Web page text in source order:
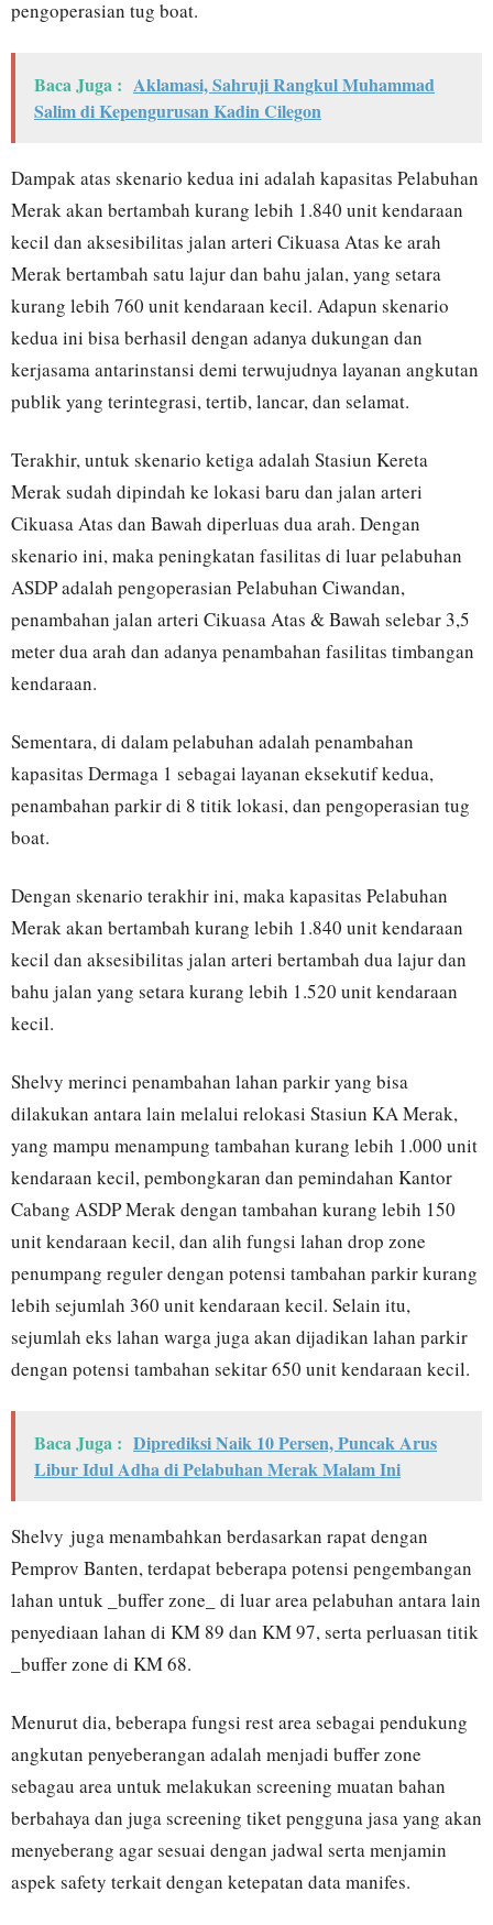
pengoperasian tug boat.
Baca Juga : Aklamasi, Sahruji Rangkul Muhammad
Salim di Kepengurusan Kadin Cilegon
Dampak atas skenario kedua ini adalah kapasitas Pelabuhan
Merak akan bertambah kurang lebih 1.840 unit kendaraan
kecil dan aksesibilitas jalan arteri Cikuasa Atas ke arah
Merak bertambah satu lajur dan bahu jalan, yang setara
kurang lebih 760 unit kendaraan kecil. Adapun skenario
kedua ini bisa berhasil dengan adanya dukungan dan
kerjasama antarinstansi demi terwujudnya layanan angkutan
publik yang terintegrasi, tertib, lancar, dan selamat.
Terakhir, untuk skenario ketiga adalah Stasiun Kereta
Merak sudah dipindah ke lokasi baru dan jalan arteri
Cikuasa Atas dan Bawah diperluas dua arah. Dengan
skenario ini, maka peningkatan fasilitas di luar pelabuhan
ASDP adalah pengoperasian Pelabuhan Ciwandan,
penambahan jalan arteri Cikuasa Atas & Bawah selebar 3,5
meter dua arah dan adanya penambahan fasilitas timbangan
kendaraan.
Sementara, di dalam pelabuhan adalah penambahan
kapasitas Dermaga 1 sebagai layanan eksekutif kedua,
penambahan parkir di 8 titik lokasi, dan pengoperasian tug
boat.
Dengan skenario terakhir ini, maka kapasitas Pelabuhan
Merak akan bertambah kurang lebih 1.840 unit kendaraan
kecil dan aksesibilitas jalan arteri bertambah dua lajur dan
bahu jalan yang setara kurang lebih 1.520 unit kendaraan
kecil.
Shelvy merinci penambahan lahan parkir yang bisa
dilakukan antara lain melalui relokasi Stasiun KA Merak,
yang mampu menampung tambahan kurang lebih 1.000 unit
kendaraan kecil, pembongkaran dan pemindahan Kantor
Cabang ASDP Merak dengan tambahan kurang lebih 150
unit kendaraan kecil, dan alih fungsi lahan drop zone
penumpang reguler dengan potensi tambahan parkir kurang
lebih sejumlah 360 unit kendaraan kecil. Selain itu,
sejumlah eks lahan warga juga akan dijadikan lahan parkir
dengan potensi tambahan sekitar 650 unit kendaraan kecil.
Baca Juga : Diprediksi Naik 10 Persen, Puncak Arus
Libur Idul Adha di Pelabuhan Merak Malam Ini
Shelvy juga menambahkan berdasarkan rapat dengan
Pemprov Banten, terdapat beberapa potensi pengembangan
lahan untuk _buffer zone_ di luar area pelabuhan antara lain
penyediaan lahan di KM 89 dan KM 97, serta perluasan titik
_buffer zone di KM 68.
Menurut dia, beberapa fungsi rest area sebagai pendukung
angkutan penyeberangan adalah menjadi buffer zone
sebagau area untuk melakukan screening muatan bahan
berbahaya dan juga screening tiket pengguna jasa yang akan
menyeberang agar sesuai dengan jadwal serta menjamin
aspek safety terkait dengan ketepatan data manifes.